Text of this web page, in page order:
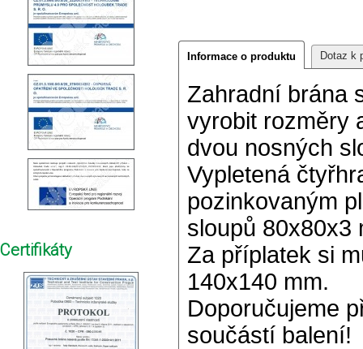
Informace o produktu Dotaz k
Zahradní brána
vyrobit rozměry
dvou nosných
Vypletená
pozinkovaným
sloupů 80x80x3
Za příplatek si
140x140 mm.
Doporučujeme
součástí balení!
Certifikáty